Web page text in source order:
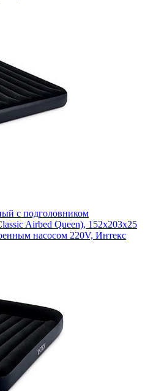
с подголовником
Airbed Queen), 152х203x25
насосом 220V, Интекс